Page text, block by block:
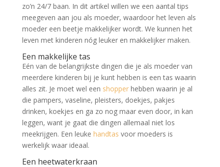
zo’n 24/7 baan. In dit artikel willen we een aantal tips
meegeven aan jou als moeder, waardoor het leven als
moeder een beetje makkelijker wordt. We kunnen het
leven met kinderen nóg leuker en makkelijker maken.
Een makkelijke tas
Eén van de belangrijkste dingen die je als moeder van
meerdere kinderen bij je kunt hebben is een tas waarin
alles zit. Je moet wel een shopper hebben waarin je al
die pampers, vaseline, pleisters, doekjes, pakjes
drinken, koekjes en ga zo nog maar even door, in kan
leggen, want je gaat die dingen allemaal niet los
meekrijgen. Een leuke handtas voor moeders is
werkelijk waar ideaal.
Een heetwaterkraan